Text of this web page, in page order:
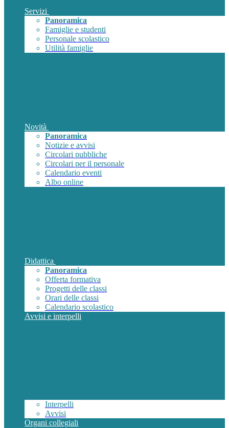
Servizi
Panoramica
Famiglie e studenti
Personale scolastico
Utilità famiglie
Novità
Panoramica
Notizie e avvisi
Circolari pubbliche
Circolari per il personale
Calendario eventi
Albo online
Didattica
Panoramica
Offerta formativa
Progetti delle classi
Orari delle classi
Calendario scolastico
Avvisi e interpelli
Interpelli
Avvisi
Organi collegiali